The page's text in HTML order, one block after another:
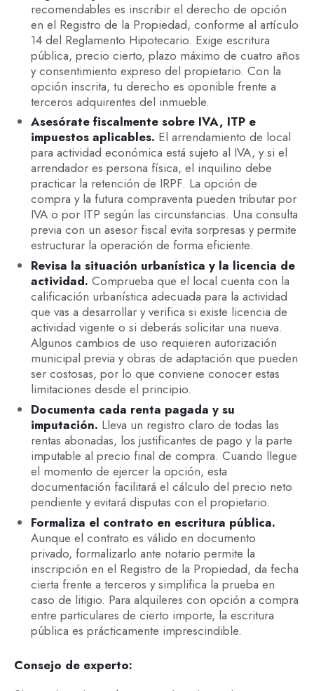
recomendables es inscribir el derecho de opción
en el Registro de la Propiedad, conforme al artículo
14 del Reglamento Hipotecario. Exige escritura
pública, precio cierto, plazo máximo de cuatro años
y consentimiento expreso del propietario. Con la
opción inscrita, tu derecho es oponible frente a
terceros adquirentes del inmueble.
Asesórate fiscalmente sobre IVA, ITP e
impuestos aplicables. El arrendamiento de local
para actividad económica está sujeto al IVA, y si el
arrendador es persona física, el inquilino debe
practicar la retención de IRPF. La opción de
compra y la futura compraventa pueden tributar por
IVA o por ITP según las circunstancias. Una consulta
previa con un asesor fiscal evita sorpresas y permite
estructurar la operación de forma eficiente.
Revisa la situación urbanística y la licencia de
actividad. Comprueba que el local cuenta con la
calificación urbanística adecuada para la actividad
que vas a desarrollar y verifica si existe licencia de
actividad vigente o si deberás solicitar una nueva.
Algunos cambios de uso requieren autorización
municipal previa y obras de adaptación que pueden
ser costosas, por lo que conviene conocer estas
limitaciones desde el principio.
Documenta cada renta pagada y su
imputación. Lleva un registro claro de todas las
rentas abonadas, los justificantes de pago y la parte
imputable al precio final de compra. Cuando llegue
el momento de ejercer la opción, esta
documentación facilitará el cálculo del precio neto
pendiente y evitará disputas con el propietario.
Formaliza el contrato en escritura pública.
Aunque el contrato es válido en documento
privado, formalizarlo ante notario permite la
inscripción en el Registro de la Propiedad, da fecha
cierta frente a terceros y simplifica la prueba en
caso de litigio. Para alquileres con opción a compra
entre particulares de cierto importe, la escritura
pública es prácticamente imprescindible.
Consejo de experto: